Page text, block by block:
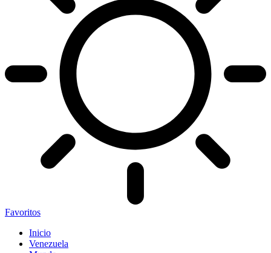
Favoritos
Inicio
Venezuela